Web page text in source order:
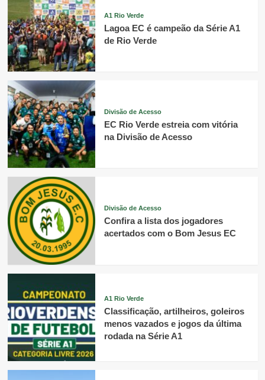
A1 Rio Verde
Lagoa EC é campeão da Série A1
de Rio Verde
Divisão de Acesso
EC Rio Verde estreia com vitória
na Divisão de Acesso
Divisão de Acesso
Confira a lista dos jogadores
acertados com o Bom Jesus EC
A1 Rio Verde
Classificação, artilheiros, goleiros
menos vazados e jogos da última
rodada na Série A1